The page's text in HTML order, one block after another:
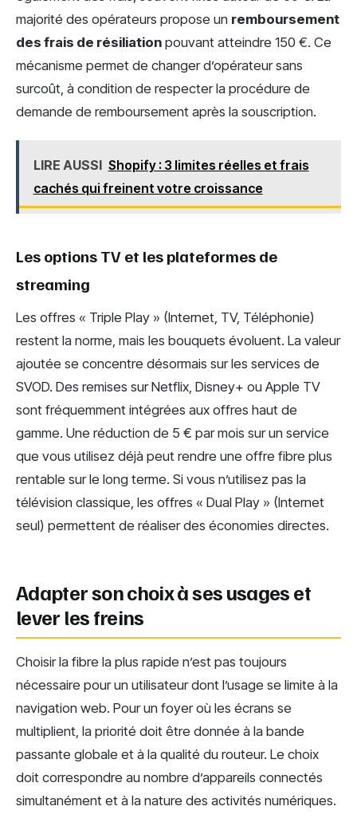
majorité des opérateurs propose un remboursement
des frais de résiliation pouvant atteindre 150 €. Ce
mécanisme permet de changer d’opérateur sans
surcoût, à condition de respecter la procédure de
demande de remboursement après la souscription.
LIRE AUSSI Shopify : 3 limites réelles et frais
cachés qui freinent votre croissance
Les options TV et les plateformes de
streaming
Les offres « Triple Play » (Internet, TV, Téléphonie)
restent la norme, mais les bouquets évoluent. La valeur
ajoutée se concentre désormais sur les services de
SVOD. Des remises sur Netflix, Disney+ ou Apple TV
sont fréquemment intégrées aux offres haut de
gamme. Une réduction de 5 € par mois sur un service
que vous utilisez déjà peut rendre une offre fibre plus
rentable sur le long terme. Si vous n’utilisez pas la
télévision classique, les offres « Dual Play » (Internet
seul) permettent de réaliser des économies directes.
Adapter son choix à ses usages et
lever les freins
Choisir la fibre la plus rapide n’est pas toujours
nécessaire pour un utilisateur dont l’usage se limite à la
navigation web. Pour un foyer où les écrans se
multiplient, la priorité doit être donnée à la bande
passante globale et à la qualité du routeur. Le choix
doit correspondre au nombre d’appareils connectés
simultanément et à la nature des activités numériques.